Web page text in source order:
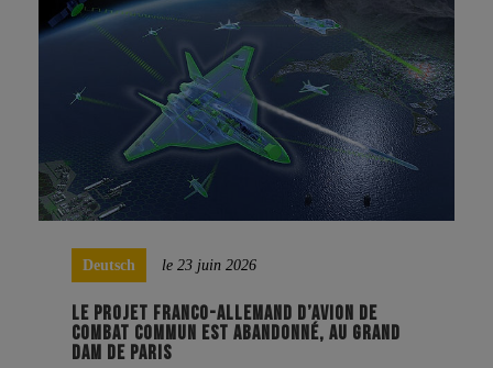
Deutsch le 23 juin 2026
LE PROJET FRANCO-ALLEMAND D’AVION DE
COMBAT COMMUN EST ABANDONNÉ, AU GRAND
DAM DE PARIS